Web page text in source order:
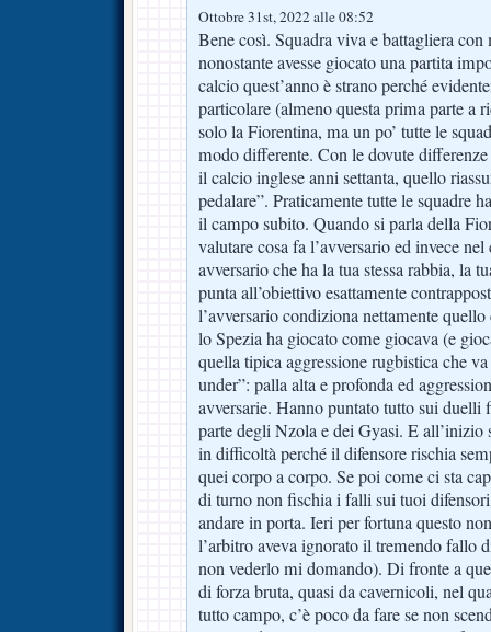
Ottobre 31st, 2022 alle 08:52
Bene così. Squadra viva e battagliera
nonostante avesse giocato una partita
calcio quest’anno è strano perché
particolare (almeno questa prima parte a
solo la Fiorentina, ma un po’ tutte le
modo differente. Con le dovute
il calcio inglese anni settanta, quello
pedalare”. Praticamente tutte le squadre
il campo subito. Quando si parla della
valutare cosa fa l’avversario ed invece
avversario che ha la tua stessa rabbia, la
punta all’obiettivo esattamente
l’avversario condiziona nettamente
lo Spezia ha giocato come giocava (e
quella tipica aggressione rugbistica che
under”: palla alta e profonda ed
avversarie. Hanno puntato tutto sui
parte degli Nzola e dei Gyasi. E all’inizio
in difficoltà perché il difensore rischia
quei corpo a corpo. Se poi come ci sta
di turno non fischia i falli sui tuoi
andare in porta. Ieri per fortuna questo
l’arbitro aveva ignorato il tremendo fallo
non vederlo mi domando). Di fronte a
di forza bruta, quasi da cavernicoli, nel
tutto campo, c’è poco da fare se non